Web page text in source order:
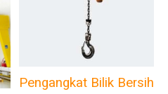
Pengangkat Bilik Bersih